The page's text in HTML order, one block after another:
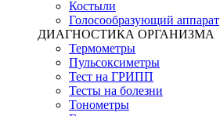
Костыли
Голосообразующий аппарат
ДИАГНОСТИКА ОРГАНИЗМА
Термометры
Пульсоксиметры
Тест на ГРИПП
Тесты на болезни
Тонометры